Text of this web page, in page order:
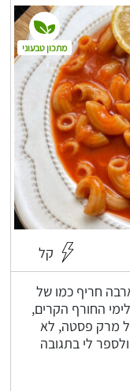
קל
חריף כמו של
החורף הקרים,
מרק פסטה, לא
לי בתגובה
מתכון טבעוני